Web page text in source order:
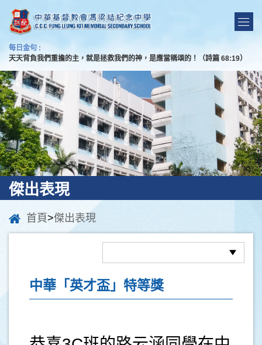
每日金句 :
天天背負我們重擔的主，就是拯救我們的神，是應當稱頌的！（詩篇 68:19）
傑出表現
首頁>傑出表現
中華「英才盃」特等獎